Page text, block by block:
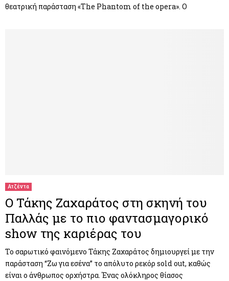
θεατρική παράσταση «The Phantom of the opera». Ο
Ατζέντα
Ο Τάκης Ζαχαράτος στη σκηνή του
Παλλάς με το πιο φαντασμαγορικό
show της καριέρας του
Το σαρωτικό φαινόμενο Τάκης Ζαχαράτος δημιουργεί με την
παράσταση “Ζω για εσένα” το απόλυτο ρεκόρ sold out, καθώς
είναι ο άνθρωπος ορχήστρα. Ένας ολόκληρος θίασος